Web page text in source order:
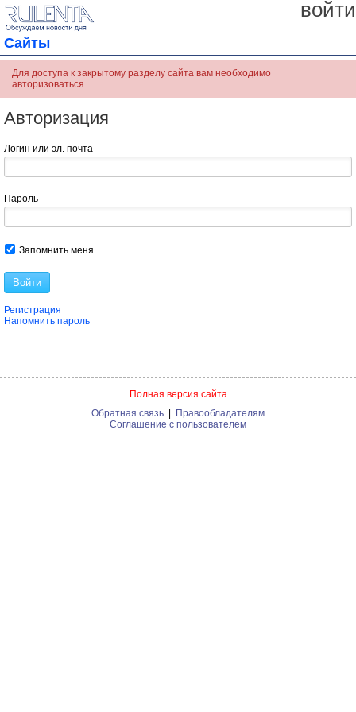
войти
Сайты
Для доступа к закрытому разделу сайта вам необходимо
авторизоваться.
Авторизация
Логин или эл. почта
Пароль
Запомнить меня
Войти
Регистрация
Напомнить пароль
Полная версия сайта
Обратная связь
Правообладателям
Соглашение с пользователем